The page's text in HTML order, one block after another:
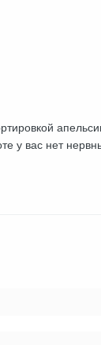
у вас нет